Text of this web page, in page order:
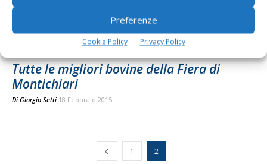
Preferenze
Cookie Policy Privacy Policy
Tutte le migliori bovine della Fiera di
Montichiari
Di Giorgio Setti 18 Febbraio 2015
1 2